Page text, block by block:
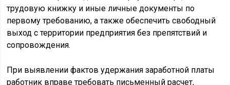
трудовую книжку и иные личные документы по
первому требованию, а также обеспечить свободный
выход с территории предприятия без препятствий и
сопровождения.
При выявлении фактов удержания заработной платы
работник вправе требовать письменный расчет,